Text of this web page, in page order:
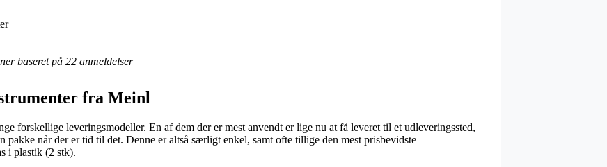
baseret på 22 anmeldelser
fra Meinl
forskellige leveringsmodeller. En af dem der er mest anvendt er lige nu at få leveret til et udleveringssted,
når der er tid til det. Denne er altså særligt enkel, samt ofte tillige den mest prisbevidste
i plastik (2 stk).